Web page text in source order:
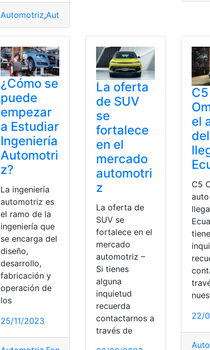
Automotriz,Autoshow
¿Cómo se
puede
empezar
a Estudiar
Ingeniería
Automotri
z?
La ingeniería
automotriz es
el ramo de la
ingeniería que
se encarga del
diseño,
desarrollo,
fabricación y
operación de
los
25/11/2023
La oferta
de SUV
se
fortalece
en el
mercado
automotri
z
La oferta de
SUV se
fortalece en el
mercado
automotriz –
Si tienes
alguna
inquietud
recuerda
contactarnos a
través de
C5
el
C5
22/
Auto